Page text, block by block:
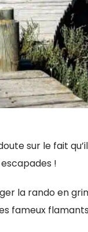
sur le fait
!
la rando en
fameux